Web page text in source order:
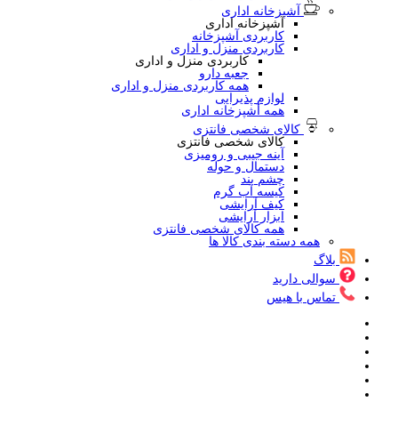
آشپزخانه اداری
آشپزخانه اداری
کاربردی آشپزخانه
کاربردی منزل و اداری
کاربردی منزل و اداری
جعبه دارو
همه کاربردی منزل و اداری
لوازم پذیرایی
همه آشپزخانه اداری
کالای شخصی فانتزی
کالای شخصی فانتزی
آینه جیبی و رومیزی
دستمال و حوله
چشم بند
کیسه آب گرم
کیف آرایشی
ابزار آرایشی
همه کالای شخصی فانتزی
همه دسته بندی کالا ها
بلاگ
سوالی دارید
تماس با هیس